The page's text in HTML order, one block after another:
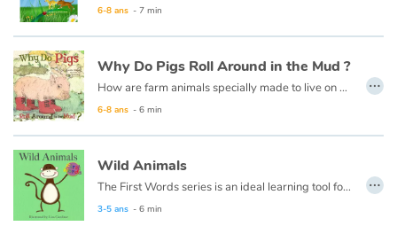
6-8 ans - 7 min
Why Do Pigs Roll Around in the Mud ?
How are farm animals specially made to live on a farm? They have the farmer to help take care of them, but they are on their own most of the time. Each animal must have something special about them to live there. Why do PIGS roll around in the MUD? Is it because they just like being DIRTY?
6-8 ans - 6 min
…
Wild Animals
The First Words series is an ideal learning tool for very young minds. Each page has a beautiful illustration of a simple word concept and the associated word.
3-5 ans - 6 min
…